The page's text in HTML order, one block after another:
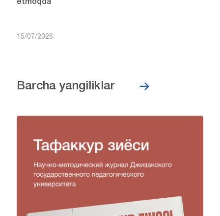
etmoqda
15/07/2026
Barcha yangiliklar